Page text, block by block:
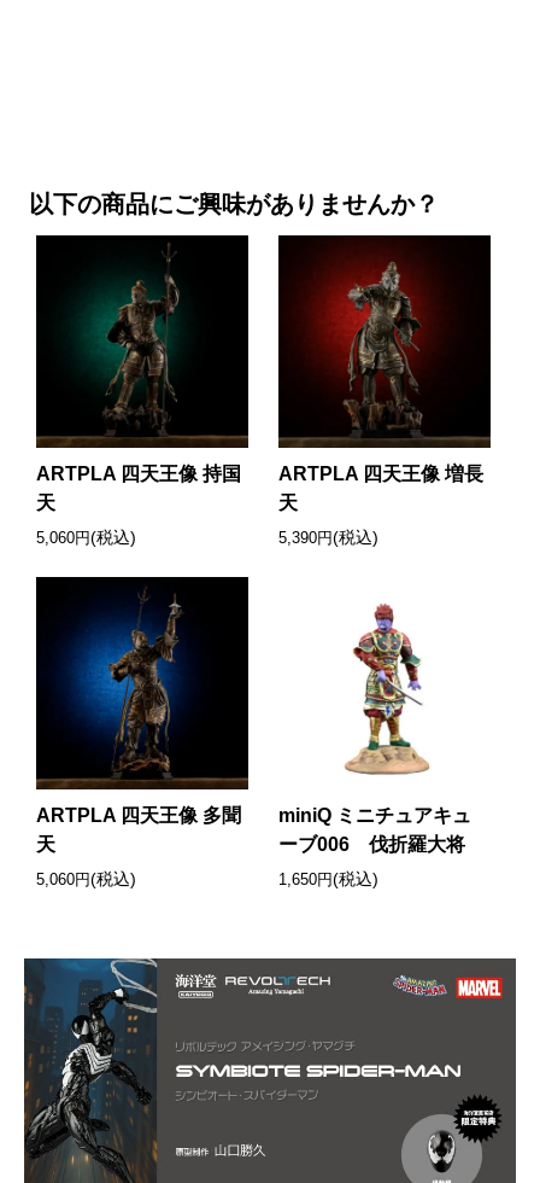
以下の商品にご興味がありませんか？
ARTPLA 四天王像 持国
天
5,060円(税込)
ARTPLA 四天王像 増長
天
5,390円(税込)
ARTPLA 四天王像 多聞
天
5,060円(税込)
miniQ ミニチュアキュ
ーブ006 伐折羅大将
1,650円(税込)